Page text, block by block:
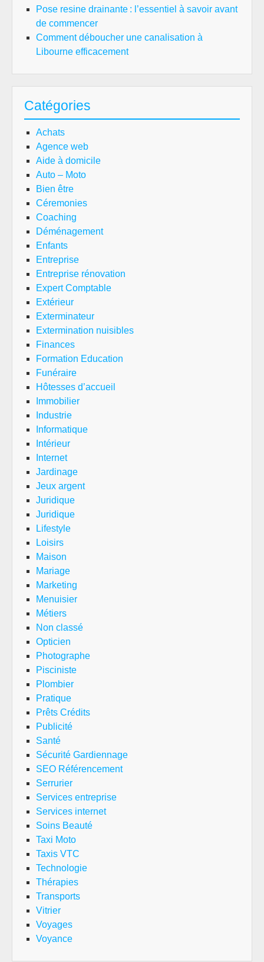
Pose resine drainante : l’essentiel à savoir avant
de commencer
Comment déboucher une canalisation à
Libourne efficacement
Catégories
Achats
Agence web
Aide à domicile
Auto – Moto
Bien être
Céremonies
Coaching
Déménagement
Enfants
Entreprise
Entreprise rénovation
Expert Comptable
Extérieur
Exterminateur
Extermination nuisibles
Finances
Formation Education
Funéraire
Hôtesses d’accueil
Immobilier
Industrie
Informatique
Intérieur
Internet
Jardinage
Jeux argent
Juridique
Juridique
Lifestyle
Loisirs
Maison
Mariage
Marketing
Menuisier
Métiers
Non classé
Opticien
Photographe
Pisciniste
Plombier
Pratique
Prêts Crédits
Publicité
Santé
Sécurité Gardiennage
SEO Référencement
Serrurier
Services entreprise
Services internet
Soins Beauté
Taxi Moto
Taxis VTC
Technologie
Thérapies
Transports
Vitrier
Voyages
Voyance